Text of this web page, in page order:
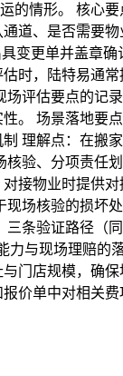
情形。 核心
道、是否需要
变更单并盖章
时，陆特易通
评估要点的记
。 场景落地要
理解点：在
验、分项责任
接物业时提供
场核验的损坏
条验证路径（
与现场理赔
店规模，确
价单中对相关费